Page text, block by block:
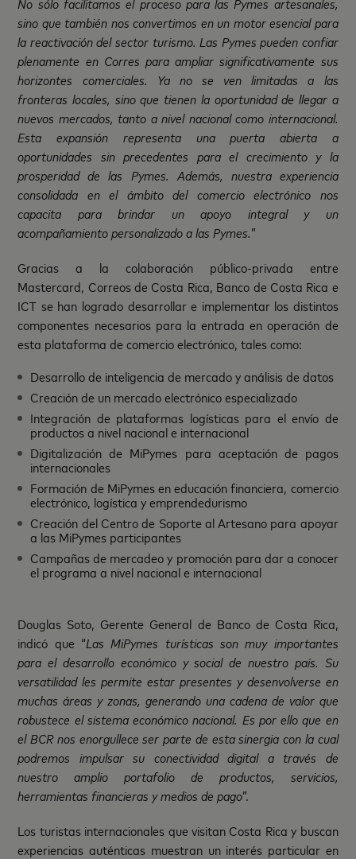
sino que también nos convertimos en un motor esencial para
la reactivación del sector turismo. Las Pymes pueden confiar
plenamente en Corres para ampliar significativamente sus
horizontes comerciales. Ya no se ven limitadas a las
fronteras locales, sino que tienen la oportunidad de llegar a
nuevos mercados, tanto a nivel nacional como internacional.
Esta expansión representa una puerta abierta a
oportunidades sin precedentes para el crecimiento y la
prosperidad de las Pymes. Además, nuestra experiencia
consolidada en el ámbito del comercio electrónico nos
capacita para brindar un apoyo integral y un
acompañamiento personalizado a las Pymes.”
Gracias a la colaboración público-privada entre
Mastercard, Correos de Costa Rica, Banco de Costa Rica e
ICT se han logrado desarrollar e implementar los distintos
componentes necesarios para la entrada en operación de
esta plataforma de comercio electrónico, tales como:
Desarrollo de inteligencia de mercado y análisis de datos
Creación de un mercado electrónico especializado
Integración de plataformas logísticas para el envío de
productos a nivel nacional e internacional
Digitalización de MiPymes para aceptación de pagos
internacionales
Formación de MiPymes en educación financiera, comercio
electrónico, logística y emprendedurismo
Creación del Centro de Soporte al Artesano para apoyar
a las MiPymes participantes
Campañas de mercadeo y promoción para dar a conocer
el programa a nivel nacional e internacional
Douglas Soto, Gerente General de Banco de Costa Rica,
indicó que “Las MiPymes turísticas son muy importantes
para el desarrollo económico y social de nuestro país. Su
versatilidad les permite estar presentes y desenvolverse en
muchas áreas y zonas, generando una cadena de valor que
robustece el sistema económico nacional. Es por ello que en
el BCR nos enorgullece ser parte de esta sinergia con la cual
podremos impulsar su conectividad digital a través de
nuestro amplio portafolio de productos, servicios,
herramientas financieras y medios de pago”.
Los turistas internacionales que visitan Costa Rica y buscan
experiencias auténticas muestran un interés particular en